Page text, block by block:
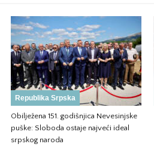
Republika Srpska
Obilježena 151. godišnjica Nevesinjske
puške: Sloboda ostaje najveći ideal
srpskog naroda